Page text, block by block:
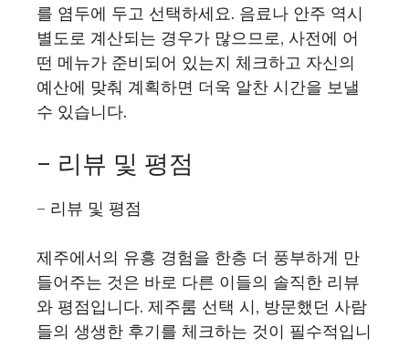
를 염두에 두고 선택하세요. 음료나 안주 역시
별도로 계산되는 경우가 많으므로, 사전에 어
떤 메뉴가 준비되어 있는지 체크하고 자신의
예산에 맞춰 계획하면 더욱 알찬 시간을 보낼
수 있습니다.
– 리뷰 및 평점
– 리뷰 및 평점
제주에서의 유흥 경험을 한층 더 풍부하게 만
들어주는 것은 바로 다른 이들의 솔직한 리뷰
와 평점입니다. 제주룸 선택 시, 방문했던 사람
들의 생생한 후기를 체크하는 것이 필수적입니